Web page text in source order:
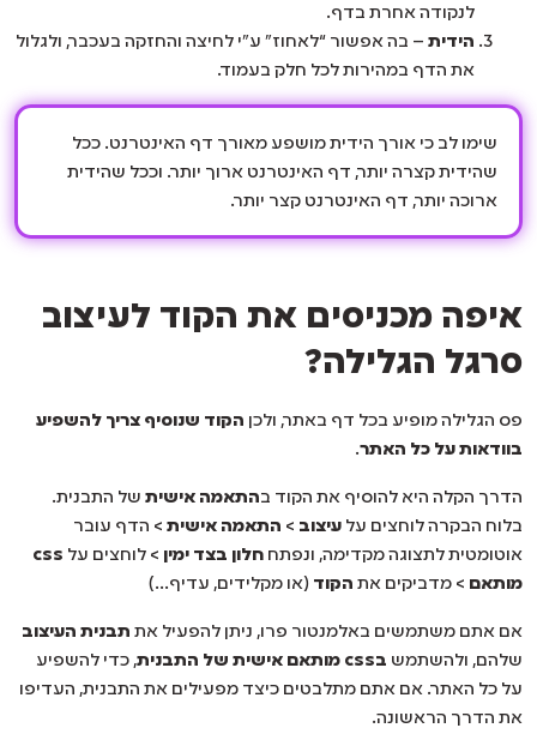
לנקודה אחרת בדף.
הידית – בה אפשור “לאחוז” ע”י לחיצה והחזקה בעכבר, ולגלול
את הדף במהירות לכל חלק בעמוד.
שימו לב כי אורך הידית מושפע מאורך דף האינטרנט. ככל
שהידית קצרה יותר, דף האינטרנט ארוך יותר. וככל שהידית
ארוכה יותר, דף האינטרנט קצר יותר.
איפה מכניסים את הקוד לעיצוב
סרגל הגלילה?
פס הגלילה מופיע בכל דף באתר, ולכן הקוד שנוסיף צריך להשפיע
בוודאות על כל האתר.
הדרך הקלה היא להוסיף את הקוד בהתאמה אישית של התבנית.
בלוח הבקרה לוחצים על עיצוב > התאמה אישית > הדף עובר
אוטומטית לתצוגה מקדימה, ונפתח חלון בצד ימין > לוחצים על css
מותאם > מדביקים את הקוד (או מקלידים, עדיף…)
אם אתם משתמשים באלמנטור פרו, ניתן להפעיל את תבנית העיצוב
שלהם, ולהשתמש בcss מותאם אישית של התבנית
, כדי להשפיע
על כל האתר. אם אתם מתלבטים כיצד מפעילים את התבנית, העדיפו
את הדרך הראשונה.